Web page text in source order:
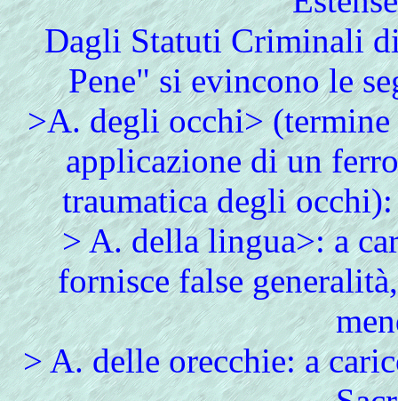
Dagli Statuti Criminali
Pene" si evincono le
>A. degli occhi> (termine
applicazione di un
traumatica degli
> A. della lingua>: a
fornisce false
> A. delle orecchie: a